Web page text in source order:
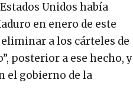
Unidos había
en enero de este
a los cárteles de
posterior a ese hecho, y
el gobierno de la